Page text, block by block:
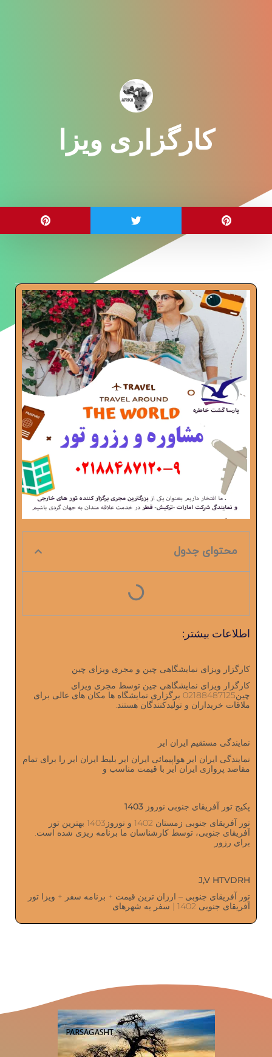
کارگزاری ویزا
محتوای جدول
اطلاعات بیشتر:
کارگزار ویزای نمایشگاهی چین و مجری ویزای چین
کارگزار ویزای نمایشگاهی چین توسط مجری ویزای
چین02188487125 برگزاری نمایشگاه ‌ها مکان های عالی برای
ملاقات خریداران و تولیدکنندگان هستند.
نمایندگی مستقیم ایران ایر
نمایندگی ایران ایر هواپیمائی ایران ایر بلیط ایران ایر را برای تمام
مقاصد پروازی ایران ایر با قیمت مناسب و
پکیج تور آفریقای جنوبی نوروز 1403
تور آفریقای جنوبی زمستان 1402 و نوروز1403 بهترین تور
آفریقای جنوبی، توسط کارشناسان ما برنامه ریزی شده است.
برای رزور
J,V HTVDRH
تور آفریقای جنوبی – ارزان ترین قیمت + برنامه سفر + ویزا تور
آفریقای جنوبی 1402 | سفر به شهرهای